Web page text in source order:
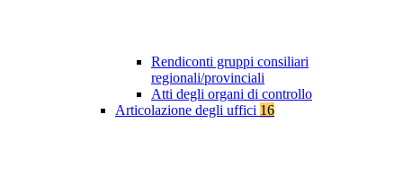
Rendiconti gruppi consiliari
regionali/provinciali
Atti degli organi di controllo
Articolazione degli uffici 16